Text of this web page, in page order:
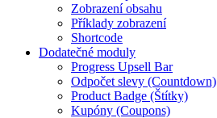
Zobrazení obsahu
Příklady zobrazení
Shortcode
Dodatečné moduly
Progress Upsell Bar
Odpočet slevy (Countdown)
Product Badge (Štítky)
Kupóny (Coupons)